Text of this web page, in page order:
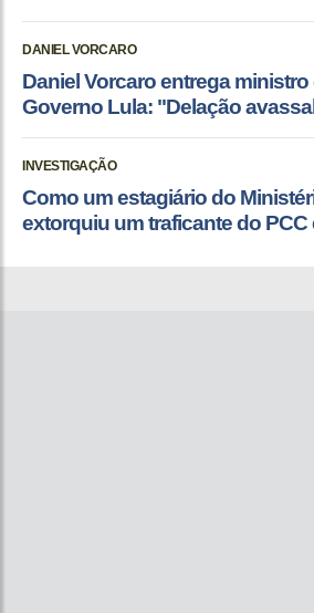
DANIEL VORCARO
Daniel Vorcaro entrega
Governo Lula: "Delação
INVESTIGAÇÃO
Como um estagiário do
extorquiu um traficante do PCC